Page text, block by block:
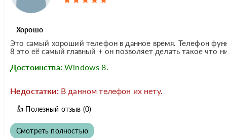
Хорошо
Это самый хороший телефон в данное время. Телефон
8 это её самый главный + он позволяет делать такое что
Достоинства: Windows 8.
Недостатки: В данном телефон их нету.
👍 Полезный отзыв (0)
Смотреть полностью